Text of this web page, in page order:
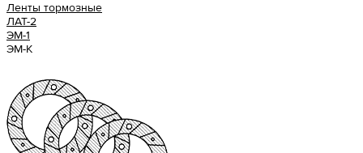
Ленты тормозные
ЛАТ-2
ЭМ-1
ЭМ-К